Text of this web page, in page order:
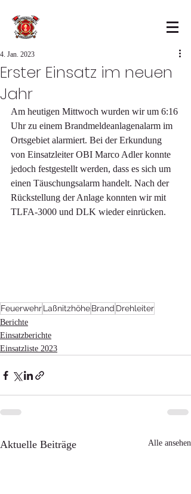
Erster Einsatz im neuen
Jahr
4. Jan. 2023
Am heutigen Mittwoch wurden wir um 6:16
Uhr zu einem Brandmeldeanlagenalarm im
Ortsgebiet alarmiert. Bei der Erkundung
von Einsatzleiter OBI Marco Adler konnte
jedoch festgestellt werden, dass es sich um
einen Täuschungsalarm handelt. Nach der
Rückstellung der Anlage konnten wir mit
TLFA-3000 und DLK wieder einrücken.
FeuerwehrLaßnitzhöheBrand Drehleiter
Berichte
Einsatzberichte
Einsatzliste 2023
Aktuelle Beiträge Alle ansehen